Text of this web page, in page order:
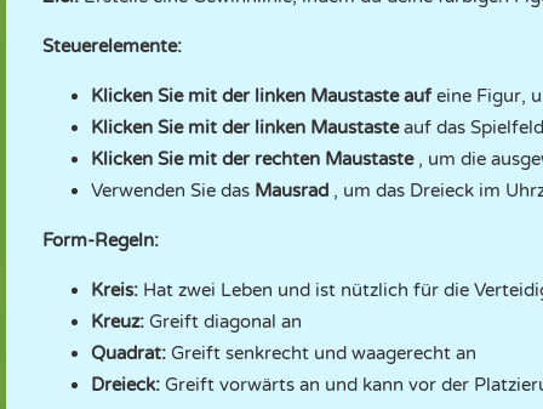
Steuerelemente:
Klicken Sie mit der linken Maustaste aufeine Figur,
Klicken Sie mit der linken Maustasteauf das
Klicken Sie mit der rechten Maustaste , um die
Verwenden Sie das Mausrad , um das Dreieck im
Form-Regeln:
Kreis: Hat zwei Leben und ist nützlich für die
Kreuz: Greift diagonal an
Quadrat: Greift senkrecht und waagerecht an
Dreieck: Greift vorwärts an und kann vor der